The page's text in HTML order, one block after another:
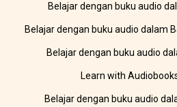
Belajar dengan buku audio
Belajar dengan buku audio dalam
Belajar dengan buku audio
Learn with
Belajar dengan buku audio